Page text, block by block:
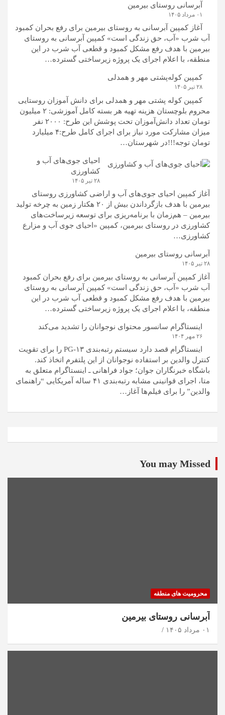
آبرسانی روستای بیرمین
۰۱ مرداد ۱۴۰۵
آغاز کمپین آبرسانی به روستای بیرمین برای رفع بحران کمبود
آب شرب «آب، حق زندگی است» کمپین آبرسانی به روستای
بیرمین با هدف رفع مشکل کمبود و قطعی آب شرب در این
منطقه، با اعلام اجرای یک پروژه زیرساختی گسترده…
کمپین کوله‌پشتی مهر و همدلی
۲۸ تیر ۱۴۰۵
کمپین کوله‌ پشتی مهر و همدلی برای دانش آموزان روستایی
محروم بلوچستان هزینه تهیه هر بسته کامل آموزشی: ۲ میلیون
تومان تعداد دانش‌آموزان تحت پوشش این طرح: ۲۰۰۰ نفر
میزان مشارکت مورد نیاز برای اجرای کامل طرح:۴ میلیارد
تومان توجه!!!در شهرستان…
احیای جوی‌های آب و
کشاورزی
۲۸ تیر ۱۴۰۵
آغاز کمپین احیای جوی‌های آب و اراضی کشاورزی روستای
بیرمین با هدف بازگرداندن بیش از ۲۰ هکتار زمین به چرخه تولید
بیرمین – هم‌زمان با برنامه‌ریزی برای توسعه زیرساخت‌های
کشاورزی در روستای بیرمین، کمپین «احیای جوی آب و مزارع
کشاورزی…
آبرسانی روستای بیرمین
۲۸ تیر ۱۴۰۵
آغاز کمپین آبرسانی به روستای بیرمین برای رفع بحران کمبود
آب شرب «آب، حق زندگی است» کمپین آبرسانی به روستای
بیرمین با هدف رفع مشکل کمبود و قطعی آب شرب در این
منطقه، با اعلام اجرای یک پروژه زیرساختی گسترده…
اینستاگرام سانسور محتوای نوجوانان را تشدید می‌کند
۲۶ مهر ۱۴۰۴
اینستاگرام قصد دارد سیستم رتبه‌بندی PG-۱۳ را برای تقویت
کنترل والدین بر استفاده نوجوانان از این پلتفرم اتخاذ کند.
باشگاه خبرنگاران جوان؛ جواد فراهانی ـ اینستاگرام متعلق به
متا، اجرای قوانینی مشابه رتبه‌بندی ۴۱ ساله آمریکایی “راهنمای
والدین” را برای فیلم‌ها آغاز…
You may Missed
محرومیت های منطقه
آبرسانی روستای بیرمین
۰۱ مرداد ۱۴۰۵